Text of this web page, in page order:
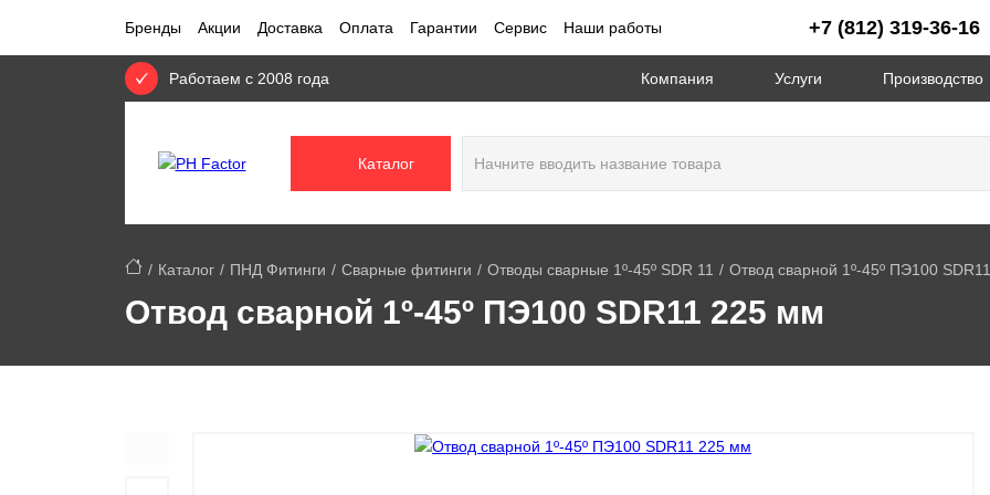
Бренды Акции Доставка Оплата Гарантии Сервис Наши работы +7 (812) 319-36-16
Работаем с 2008 года Компания Услуги Производство
Каталог
Каталог ПНД Фитинги Сварные фитинги Отводы сварные 1º-45º SDR 11 Отвод сварной 1º-45º ПЭ100
Отвод сварной 1º-45º ПЭ100 SDR11 225 мм